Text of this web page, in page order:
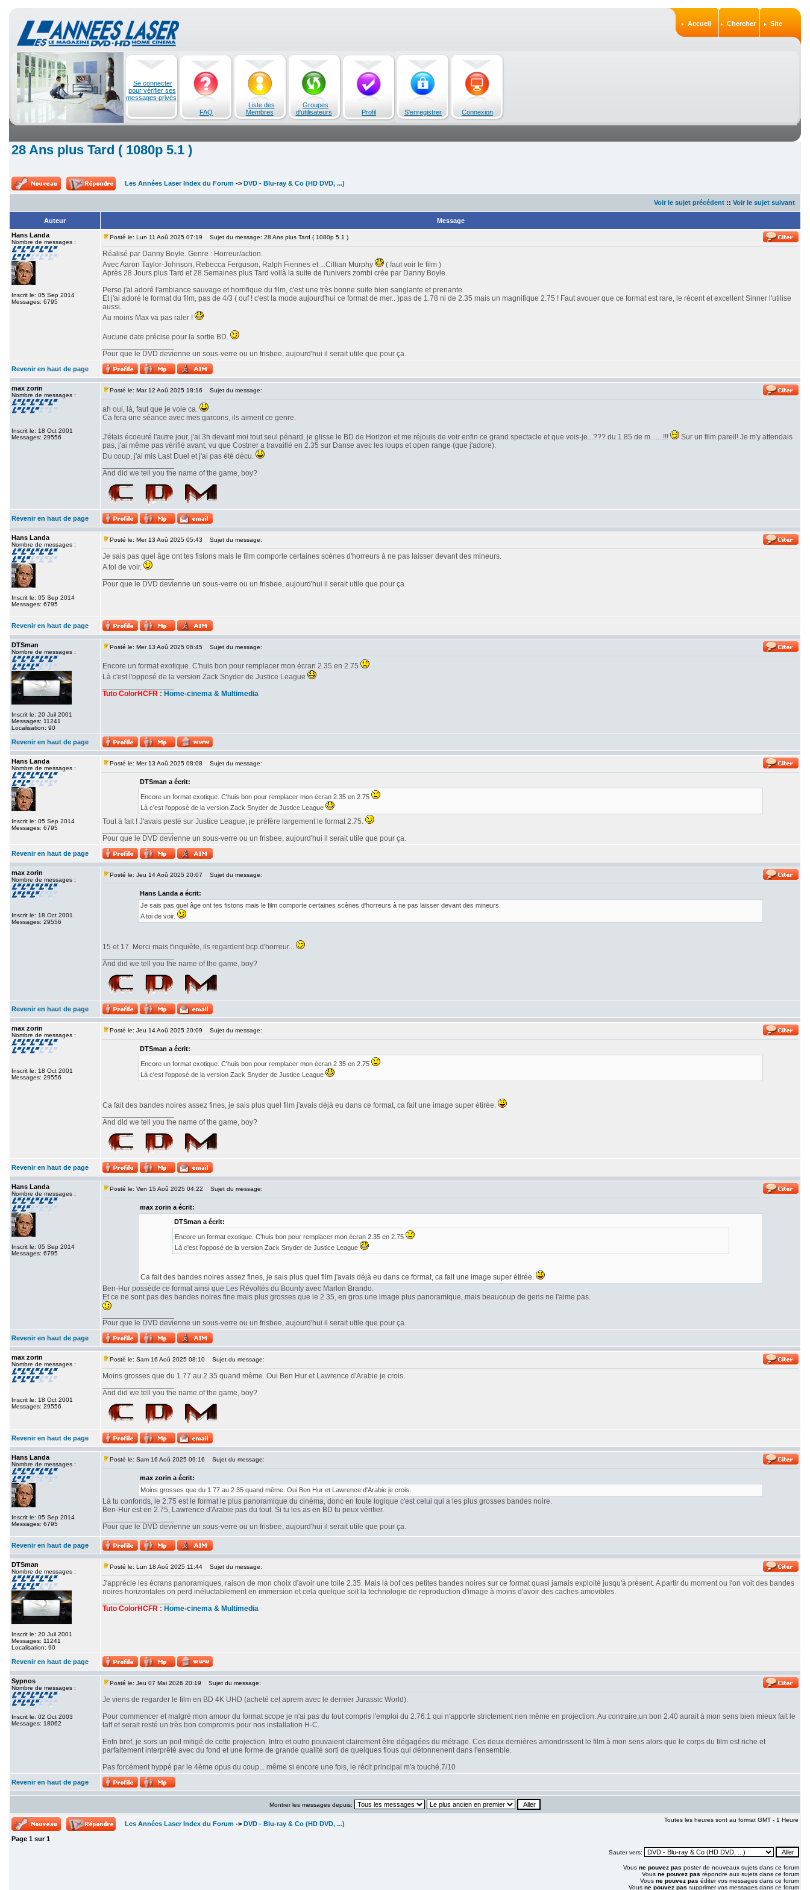
Accueil Chercher Site
Se connecter
pour vérifier ses
messages privés
FAQ
Liste des
Membres
Groupes
d'utilisateurs
Profil S'enregistrer Connexion
28 Ans plus Tard ( 1080p 5.1 )
Les Années Laser Index du Forum -> DVD - Blu-ray & Co (HD DVD, ...)
Voir le sujet précédent :: Voir le sujet suivant
Auteur
Message
Hans Landa
Nombre de messages :
Inscrit le: 05 Sep 2014
Messages: 6795
Posté le: Lun 11 Aoû 2025 07:19 Sujet du message: 28 Ans plus Tard ( 1080p 5.1 )
Réalisé par Danny Boyle. Genre : Horreur/action.
Avec Aaron Taylor-Johnson, Rebecca Ferguson, Ralph Fiennes et ...Cillian Murphy
( faut voir le film )
Après 28 Jours plus Tard et 28 Semaines plus Tard voilà la suite de l'univers zombi crée par Danny Boyle.
Perso j'ai adoré l'ambiance sauvage et horrifique du film, c'est une très bonne suite bien sanglante et prenante.
Et j'ai adoré le format du film, pas de 4/3 ( ouf ! c'est la mode aujourd'hui ce format de mer.. )pas de 1.78 ni de 2.35 mais un magnifique 2.75 ! Faut avouer que ce format est rare, le récent et excellent Sinner l'utilise
aussi.
Au moins Max va pas raler !
Aucune date précise pour la sortie BD.
Pour que le DVD devienne un sous-verre ou un frisbee, aujourd'hui il serait utile que pour ça.
Revenir en haut de page
max zorin
Nombre de messages :
Inscrit le: 18 Oct 2001
Messages: 29556
Posté le: Mar 12 Aoû 2025 18:16 Sujet du message:
ah oui, là, faut que je voie ca.
Ca fera une séance avec mes garcons, ils aiment ce genre.
J'étais écoeuré l'autre jour, j'ai 3h devant moi tout seul pénard, je glisse le BD de Horizon et me réjouis de voir enfin ce grand spectacle et que vois-je...??? du 1.85 de m.......!!!
Sur un film pareil! Je m'y attendais
pas, j'ai même pas vérifié avant, vu que Costner a travaillé en 2.35 sur Danse avec les loups et open range (que j'adore).
Du coup, j'ai mis Last Duel et j'ai pas été décu.
And did we tell you the name of the game, boy?
Revenir en haut de page
Hans Landa
Nombre de messages :
Inscrit le: 05 Sep 2014
Messages: 6795
Posté le: Mer 13 Aoû 2025 05:43 Sujet du message:
Je sais pas quel âge ont tes fistons mais le film comporte certaines scènes d'horreurs à ne pas laisser devant des mineurs.
A toi de voir.
Pour que le DVD devienne un sous-verre ou un frisbee, aujourd'hui il serait utile que pour ça.
Revenir en haut de page
DTSman
Nombre de messages :
Inscrit le: 20 Juil 2001
Messages: 11241
Localisation: 90
Posté le: Mer 13 Aoû 2025 06:45 Sujet du message:
Encore un format exotique. C'huis bon pour remplacer mon écran 2.35 en 2.75
Là c'est l'opposé de la version Zack Snyder de Justice League
Tuto ColorHCFR : Home-cinema & Multimedia
Revenir en haut de page
Hans Landa
Nombre de messages :
Inscrit le: 05 Sep 2014
Messages: 6795
Posté le: Mer 13 Aoû 2025 08:08 Sujet du message:
DTSman a écrit:
Encore un format exotique. C'huis bon pour remplacer mon écran 2.35 en 2.75
Là c'est l'opposé de la version Zack Snyder de Justice League
Tout à fait ! J'avais pesté sur Justice League, je préfère largement le format 2.75.
Pour que le DVD devienne un sous-verre ou un frisbee, aujourd'hui il serait utile que pour ça.
Revenir en haut de page
max zorin
Nombre de messages :
Inscrit le: 18 Oct 2001
Messages: 29556
Posté le: Jeu 14 Aoû 2025 20:07 Sujet du message:
Hans Landa a écrit:
Je sais pas quel âge ont tes fistons mais le film comporte certaines scènes d'horreurs à ne pas laisser devant des mineurs.
A toi de voir.
15 et 17. Merci mais t'inquiète, ils regardent bcp d'horreur...
And did we tell you the name of the game, boy?
Revenir en haut de page
max zorin
Nombre de messages :
Inscrit le: 18 Oct 2001
Messages: 29556
Posté le: Jeu 14 Aoû 2025 20:09 Sujet du message:
DTSman a écrit:
Encore un format exotique. C'huis bon pour remplacer mon écran 2.35 en 2.75
Là c'est l'opposé de la version Zack Snyder de Justice League
Ca fait des bandes noires assez fines, je sais plus quel film j'avais déjà eu dans ce format, ca fait une image super étirée.
And did we tell you the name of the game, boy?
Revenir en haut de page
Hans Landa
Nombre de messages :
Inscrit le: 05 Sep 2014
Messages: 6795
Posté le: Ven 15 Aoû 2025 04:22 Sujet du message:
max zorin a écrit:
DTSman a écrit:
Encore un format exotique. C'huis bon pour remplacer mon écran 2.35 en 2.75
Là c'est l'opposé de la version Zack Snyder de Justice League
Ca fait des bandes noires assez fines, je sais plus quel film j'avais déjà eu dans ce format, ca fait une image super étirée.
Ben-Hur possède ce format ainsi que Les Révoltés du Bounty avec Marlon Brando.
Et ce ne sont pas des bandes noires fine mais plus grosses que le 2.35, en gros une image plus panoramique, mais beaucoup de gens ne l'aime pas.
Pour que le DVD devienne un sous-verre ou un frisbee, aujourd'hui il serait utile que pour ça.
Revenir en haut de page
max zorin
Nombre de messages :
Inscrit le: 18 Oct 2001
Messages: 29556
Posté le: Sam 16 Aoû 2025 08:10 Sujet du message:
Moins grosses que du 1.77 au 2.35 quand même. Oui Ben Hur et Lawrence d'Arabie je crois.
And did we tell you the name of the game, boy?
Revenir en haut de page
Hans Landa
Nombre de messages :
Inscrit le: 05 Sep 2014
Messages: 6795
Posté le: Sam 16 Aoû 2025 09:16 Sujet du message:
max zorin a écrit:
Moins grosses que du 1.77 au 2.35 quand même. Oui Ben Hur et Lawrence d'Arabie je crois.
Là tu confonds, le 2.75 est le format le plus panoramique du cinéma, donc en toute logique c'est celui qui a les plus grosses bandes noire.
Ben-Hur est en 2.75, Lawrence d'Arabie pas du tout. Si tu les as en BD tu peux vérifier.
Pour que le DVD devienne un sous-verre ou un frisbee, aujourd'hui il serait utile que pour ça.
Revenir en haut de page
DTSman
Nombre de messages :
Inscrit le: 20 Juil 2001
Messages: 11241
Localisation: 90
Posté le: Lun 18 Aoû 2025 11:44 Sujet du message:
J'apprécie les écrans panoramiques, raison de mon choix d'avoir une toile 2.35. Mais là bof ces petites bandes noires sur ce format quasi jamais exploité jusqu'à présent. A partir du moment ou l'on voit des bandes
noires horizontales on perd inéluctablement en immersion et cela quelque soit la technologie de reproduction d'image à moins d'avoir des caches amovibles.
Tuto ColorHCFR : Home-cinema & Multimedia
Revenir en haut de page
Sypnos
Nombre de messages :
Inscrit le: 02 Oct 2003
Messages: 18062
Posté le: Jeu 07 Mai 2026 20:19 Sujet du message:
Je viens de regarder le film en BD 4K UHD (acheté cet aprem avec le dernier Jurassic World).
Pour commencer et malgré mon amour du format scope je n'ai pas du tout compris l'emploi du 2.76:1 qui n'apporte strictement rien même en projection. Au contraire,un bon 2.40 aurait à mon sens bien mieux fait le
taff et serait resté un très bon compromis pour nos installation H-C.
Enfn bref, je sors un poil mitigé de cette projection. Intro et outro pouvaient clairement être dégagées du métrage. Ces deux dernières amondrissent le film à mon sens alors que le corps du film est riche et
parfaitement interprêté avec du fond et une forme de grande qualité sorti de quelques flous qui détonnenent dans l'ensemble.
Pas forcément hyppé par le 4ème opus du coup... même si encore une fois, le récit principal m'a touché.7/10
Revenir en haut de page
Montrer les messages depuis:
Les Années Laser Index du Forum -> DVD - Blu-ray & Co (HD DVD, ...)
Toutes les heures sont au format GMT - 1 Heure
Page 1 sur1
Sauter vers:
Vous ne pouvez pas poster de nouveaux sujets dans ce forum
Vous ne pouvez pas répondre aux sujets dans ce forum
Vous ne pouvez pas éditer vos messages dans ce forum
Vous ne pouvez pas supprimer vos messages dans ce forum